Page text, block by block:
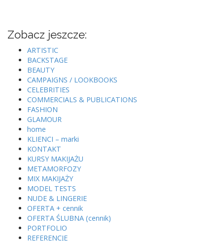
Zobacz jeszcze:
ARTISTIC
BACKSTAGE
BEAUTY
CAMPAIGNS / LOOKBOOKS
CELEBRITIES
COMMERCIALS & PUBLICATIONS
FASHION
GLAMOUR
home
KLIENCI – marki
KONTAKT
KURSY MAKIJAŻU
METAMORFOZY
MIX MAKIJAŻY
MODEL TESTS
NUDE & LINGERIE
OFERTA + cennik
OFERTA ŚLUBNA (cennik)
PORTFOLIO
REFERENCJE